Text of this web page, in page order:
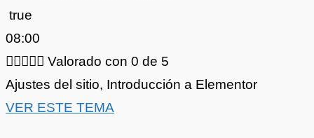
true
08:00
 Valorado con 0 de 5
Ajustes del sitio, Introducción a Elementor
VER ESTE TEMA